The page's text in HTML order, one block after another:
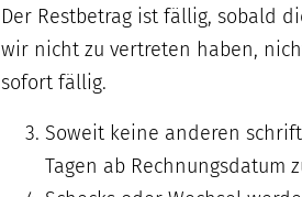
Der Restbetrag ist fällig, sobald
wir nicht zu vertreten haben,
sofort fällig.
Soweit keine anderen
Tagen ab Rechnungsdatum